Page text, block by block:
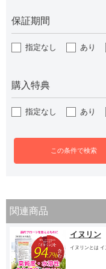
保証期間
指定なし あり
購入特典
指定なし あり
関連商品
イヌリン
イヌリンとは